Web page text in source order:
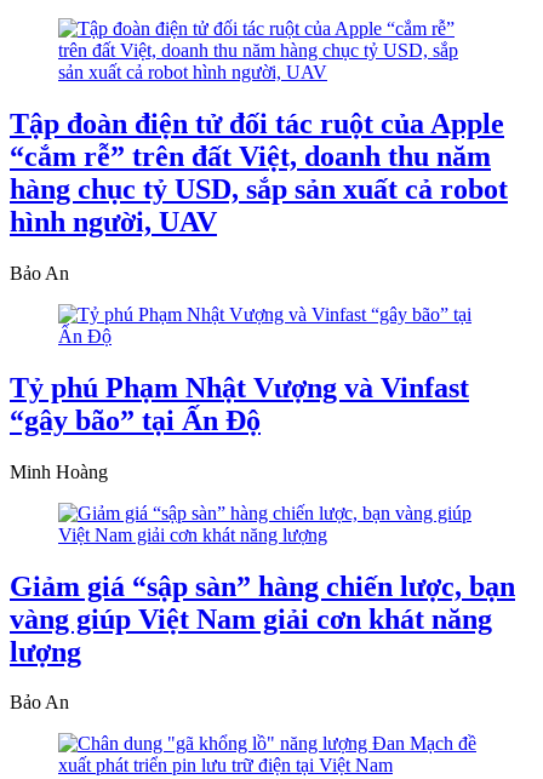
Tập đoàn điện tử đối tác ruột của Apple
“cắm rễ” trên đất Việt, doanh thu năm
hàng chục tỷ USD, sắp sản xuất cả robot
hình người, UAV
Bảo An
Tỷ phú Phạm Nhật Vượng và Vinfast
“gây bão” tại Ấn Độ
Minh Hoàng
Giảm giá “sập sàn” hàng chiến lược, bạn
vàng giúp Việt Nam giải cơn khát năng
lượng
Bảo An